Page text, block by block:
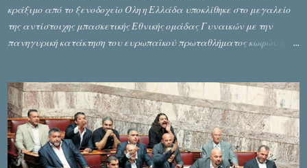
κράξιμο από το ξενοδοχείο Όλη η Ελλάδα υποκλίθηκε στο μεγαλείο
της αντίστοιχης μπασκετικής Εθνικής ομάδας Γυναικών με την
πανηγυρική κατάκτηση του ευρωπαϊκού πρωταθλήματος κωφών που
Ζέρβα με την πορεία τους που ολοκληρώθηκε με τη νίκη τους στον
τελικό επί της Λιθουανίας, υπάρχουν και τα δυσάρεστα. Τα πολύ
δυσάρεστα...